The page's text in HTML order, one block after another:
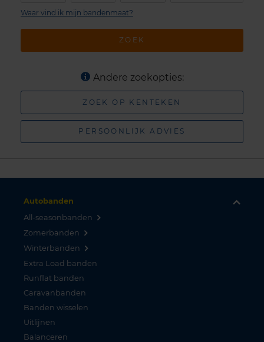
ZOEK
Waar vind ik mijn bandenmaat?
Andere zoekopties:
ZOEK OP KENTEKEN
PERSOONLIJK ADVIES
Autobanden
All-seasonbanden
Zomerbanden
Winterbanden
Extra Load banden
Runflat banden
Caravanbanden
Banden wisselen
Uitlijnen
Balanceren